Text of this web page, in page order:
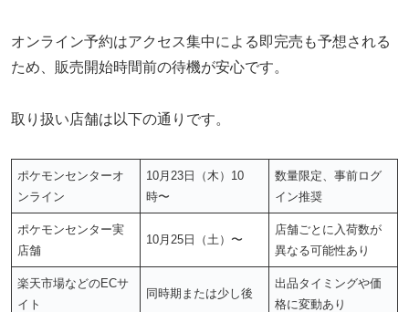
オンライン予約はアクセス集中による即完売も予想される
ため、販売開始時間前の待機が安心です。
取り扱い店舗は以下の通りです。
ポケモンセンターオ
ンライン
10月23日（木）10
時〜
数量限定、事前ログ
イン推奨
ポケモンセンター実
店舗
10月25日（土）〜
店舗ごとに入荷数が
異なる可能性あり
楽天市場などのECサ
イト
同時期または少し後
出品タイミングや価
格に変動あり